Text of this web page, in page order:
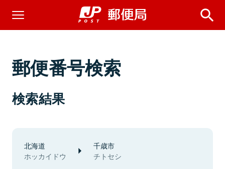
郵便番号検索
検索結果
北海道
ホッカイドウ
千歳市
チトセシ